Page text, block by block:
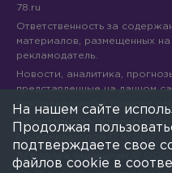
78.ru
Ответственность за
материалов, размещенных на
рекламодатель.
Новости, аналитика,
представленные на данном
рекомендацией к покупке
Свидетельство о
Все права защищены © ООО
На нашем сайте
Продолжая
подтверждаете свое
файлов cookie в